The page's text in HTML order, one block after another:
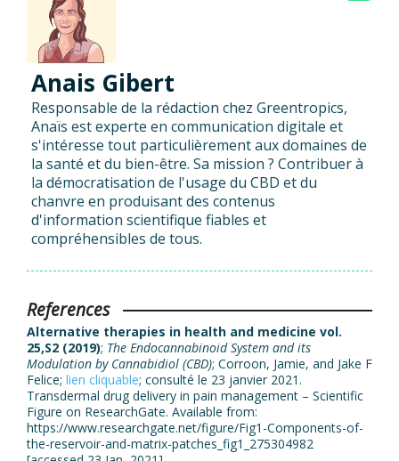
Anais Gibert
Responsable de la rédaction chez Greentropics,
Anaïs est experte en communication digitale et
s'intéresse tout particulièrement aux domaines de
la santé et du bien-être. Sa mission ? Contribuer à
la démocratisation de l'usage du CBD et du
chanvre en produisant des contenus
d'information scientifique fiables et
compréhensibles de tous.
References
Alternative therapies in health and medicine vol.
25,S2 (2019); The Endocannabinoid System and its
Modulation by Cannabidiol (CBD); Corroon, Jamie, and Jake F
Felice; lien cliquable; consulté le 23 janvier 2021.
Transdermal drug delivery in pain management – Scientific
Figure on ResearchGate. Available from:
https://www.researchgate.net/figure/Fig1-Components-of-
the-reservoir-and-matrix-patches_fig1_275304982